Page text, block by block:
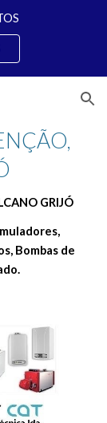
GRIJÓ
Bombas de